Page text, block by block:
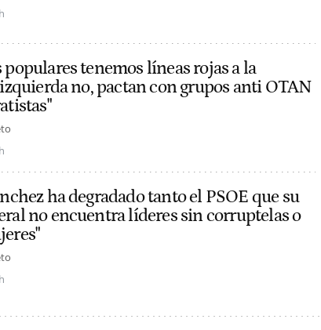
populares tenemos líneas rojas a la
no, pactan con grupos anti OTAN
ha degradado tanto el PSOE que su
no encuentra líderes sin corruptelas o